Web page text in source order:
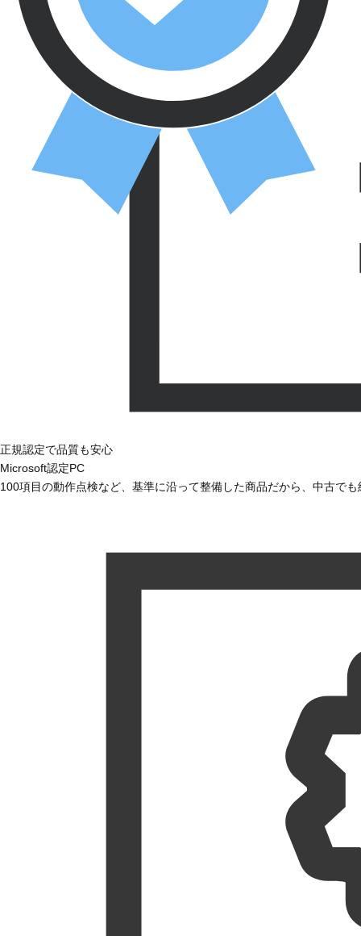
正規認定で品質も安心
Microsoft認定PC
100項目の動作点検など、基準に沿って整備した商品だから、中古で